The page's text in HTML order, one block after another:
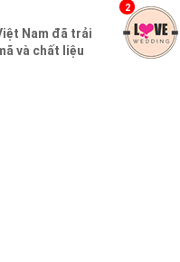
Nam đã trải
và chất liệu
2